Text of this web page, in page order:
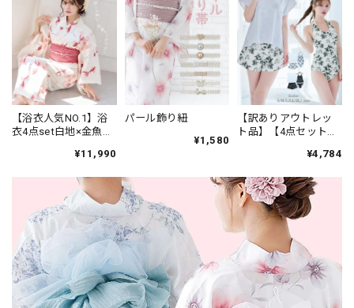
【浴衣人気NO.1】浴
衣4点set白地×金魚柄
ーラルpk】 K8¥11,990
パール飾り紐
¥1,580
【訳ありアウトレッ
ト品】【4点セット】
水着 上下セット ラッ
インナー tシャツ＆シ
ョートパンツ 25J
¥4,784